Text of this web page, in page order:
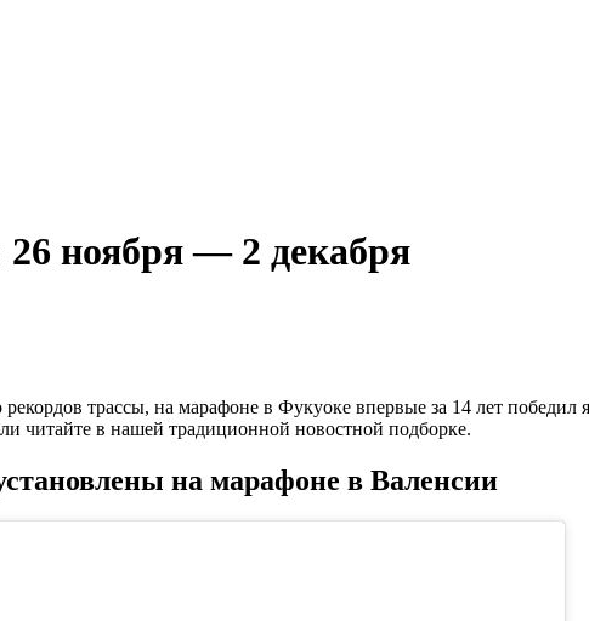
26 ноября — 2 декабря
рекордов трассы, на марафоне в Фукуоке впервые за 14 лет
читайте в нашей традиционной новостной подборке.
на марафоне в Валенсии